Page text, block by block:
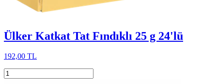
Ülker Katkat Tat Fındıklı 25 g 24'lü
192,00 TL